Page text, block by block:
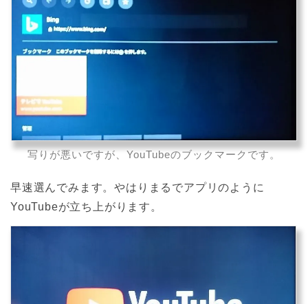
写りが悪いですが、YouTubeのブックマークです。
早速選んでみます。やはりまるでアプリのように
YouTubeが立ち上がります。